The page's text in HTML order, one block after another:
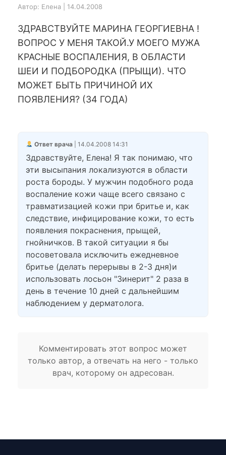
Автор: Елена | 14.04.2008
ЗДРАВСТВУЙТЕ МАРИНА ГЕОРГИЕВНА !
ВОПРОС У МЕНЯ ТАКОЙ.У МОЕГО МУЖА
КРАСНЫЕ ВОСПАЛЕНИЯ, В ОБЛАСТИ
ШЕИ И ПОДБОРОДКА (ПРЫЩИ). ЧТО
МОЖЕТ БЫТЬ ПРИЧИНОЙ ИХ
ПОЯВЛЕНИЯ? (34 ГОДА)
Ответ врача| 14.04.2008 14:31
Здравствуйте, Елена! Я так понимаю, что
эти высыпания локализуются в области
роста бороды. У мужчин подобного рода
воспаление кожи чаще всего связано с
травматизацией кожи при бритье и, как
следствие, инфицирование кожи, то есть
появления покраснения, прыщей,
гнойничков. В такой ситуации я бы
посоветовала исключить ежедневное
бритье (делать перерывы в 2-3 дня)и
использовать лосьон "Зинерит" 2 раза в
день в течение 10 дней с дальнейшим
наблюдением у дерматолога.
Комментировать этот вопрос может
только автор, а отвечать на него - только
врач, которому он адресован.